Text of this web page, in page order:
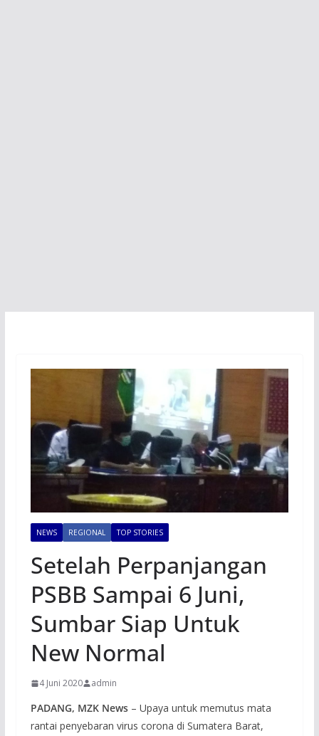
NEWS REGIONAL TOP STORIES
Setelah Perpanjangan
PSBB Sampai 6 Juni,
Sumbar Siap Untuk
New Normal
4 Juni 2020 admin
PADANG, MZK News – Upaya untuk memutus mata
rantai penyebaran virus corona di Sumatera Barat,